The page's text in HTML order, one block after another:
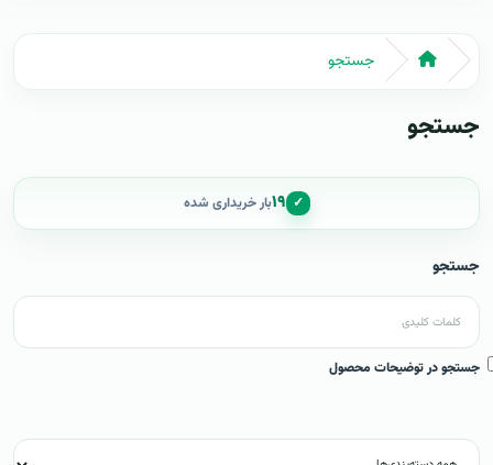
جستجو
جستجو
✓ ۱۹بار خریداری شده
جستجو
جستجو در توضیحات محصول